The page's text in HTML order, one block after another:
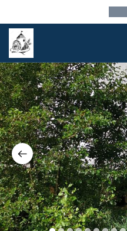
1 2 3 4 5 6 7 8 9